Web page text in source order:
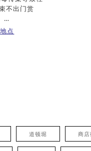
不出门赏
…
点
道顿堀 商店